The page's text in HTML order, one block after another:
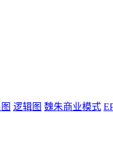
逻辑图 魏朱商业模式